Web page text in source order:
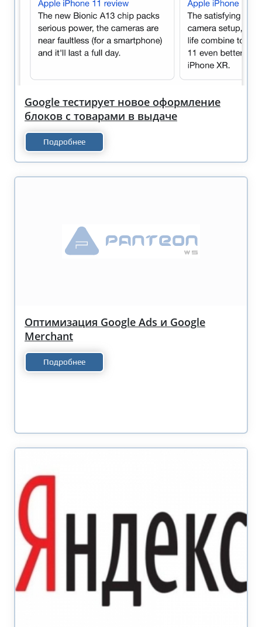
Google тестирует новое оформление
блоков с товарами в выдаче
Подробнее
Оптимизация Google Ads и Google
Merchant
Подробнее